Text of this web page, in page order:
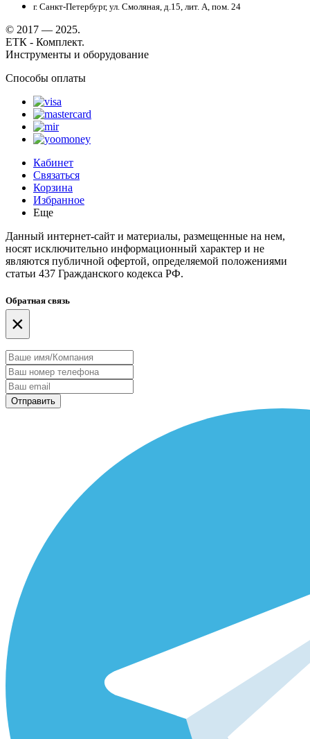
г. Санкт-Петербург, ул. Смоляная, д.15, лит. А, пом. 24
© 2017 — 2025.
ЕТК - Комплект.
Инструменты и оборудование
Способы оплаты
Кабинет
Связаться
Корзина
Избранное
Еще
Данный интернет-сайт и материалы, размещенные на нем,
носят исключительно информационный характер и не
являются публичной офертой, определяемой положениями
статьи 437 Гражданского кодекса РФ.
Обратная связь
×
Отправить